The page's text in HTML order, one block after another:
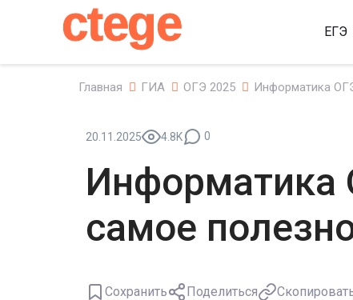
ctege ЕГЭ
Главная ГИА ОГЭ 2025 Информатика
20.11.2025 4.8K 0
Информатика
самое
Сохранить Поделиться